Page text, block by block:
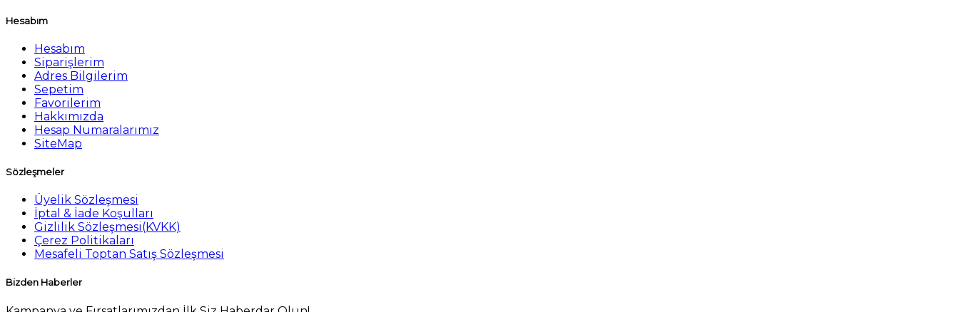
Hesabım
Hesabım
Siparişlerim
Adres Bilgilerim
Sepetim
Favorilerim
Hakkımızda
Hesap Numaralarımız
SiteMap
Sözleşmeler
Üyelik Sözleşmesi
İptal & İade Koşulları
Gizlilik Sözleşmesi(KVKK)
Çerez Politikaları
Mesafeli Toptan Satış Sözleşmesi
Bizden Haberler